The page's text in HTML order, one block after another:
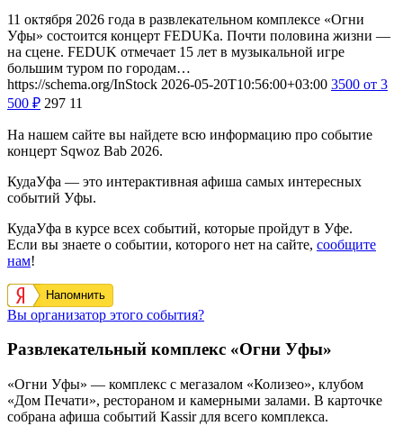
11 октября 2026 года в развлекательном комплексе «Огни
Уфы» состоится концерт FEDUKа. Почти половина жизни —
на сцене. FEDUK отмечает 15 лет в музыкальной игре
большим туром по городам…
https://schema.org/InStock 2026-05-20T10:56:00+03:00 3500 от 3
500 ₽ 297 11
На нашем сайте вы найдете всю информацию про событие
концерт Sqwoz Bab 2026.
КудаУфа — это интерактивная афиша самых интересных
событий Уфы.
КудаУфа в курсе всех событий, которые пройдут в Уфе.
Если вы знаете о событии, которого нет на сайте, сообщите
нам!
Напомнить
Вы организатор этого события?
Развлекательный комплекс «Огни Уфы»
«Огни Уфы» — комплекс с мегазалом «Колизео», клубом
«Дом Печати», рестораном и камерными залами. В карточке
собрана афиша событий Kassir для всего комплекса.